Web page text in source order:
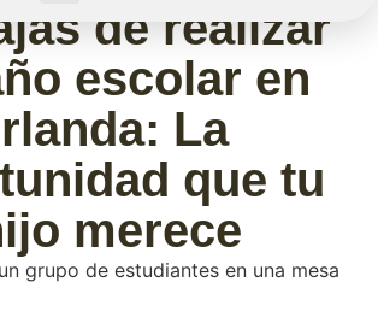
de realizar
escolar en
La
que tu
merece